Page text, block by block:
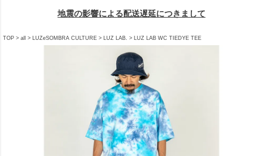
地震の影響による配送遅延につきまして
TOP all LUZeSOMBRA CULTURE LUZ LAB. LUZ LAB WC TIEDYE TEE